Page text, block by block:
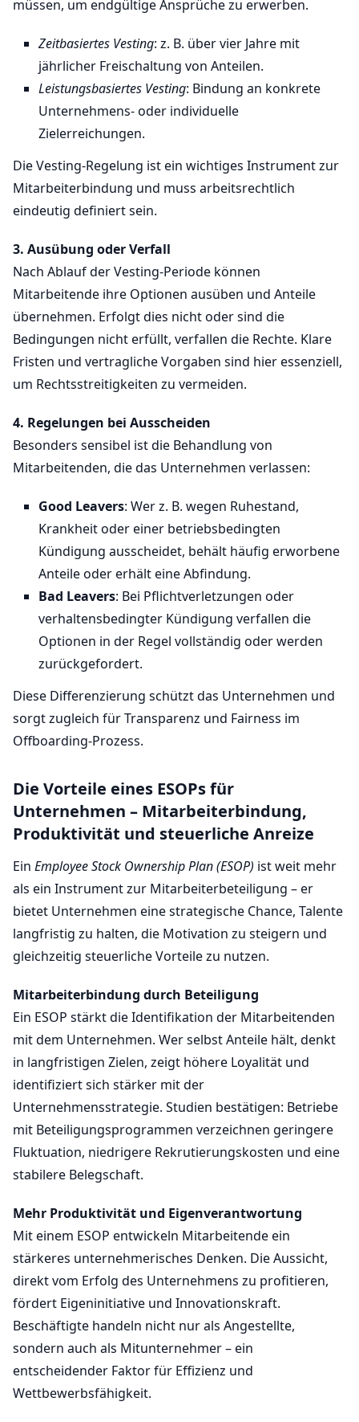
müssen, um endgültige Ansprüche zu erwerben.
Zeitbasiertes Vesting: z. B. über vier Jahre mit
jährlicher Freischaltung von Anteilen.
Leistungsbasiertes Vesting: Bindung an konkrete
Unternehmens- oder individuelle
Zielerreichungen.
Die Vesting-Regelung ist ein wichtiges Instrument zur
Mitarbeiterbindung und muss arbeitsrechtlich
eindeutig definiert sein.
3. Ausübung oder Verfall
Nach Ablauf der Vesting-Periode können
Mitarbeitende ihre Optionen ausüben und Anteile
übernehmen. Erfolgt dies nicht oder sind die
Bedingungen nicht erfüllt, verfallen die Rechte. Klare
Fristen und vertragliche Vorgaben sind hier essenziell,
um Rechtsstreitigkeiten zu vermeiden.
4. Regelungen bei Ausscheiden
Besonders sensibel ist die Behandlung von
Mitarbeitenden, die das Unternehmen verlassen:
Good Leavers: Wer z. B. wegen Ruhestand,
Krankheit oder einer betriebsbedingten
Kündigung ausscheidet, behält häufig erworbene
Anteile oder erhält eine Abfindung.
Bad Leavers: Bei Pflichtverletzungen oder
verhaltensbedingter Kündigung verfallen die
Optionen in der Regel vollständig oder werden
zurückgefordert.
Diese Differenzierung schützt das Unternehmen und
sorgt zugleich für Transparenz und Fairness im
Offboarding-Prozess.
Die Vorteile eines ESOPs für
Unternehmen – Mitarbeiterbindung,
Produktivität und steuerliche Anreize
Ein Employee Stock Ownership Plan (ESOP) ist weit mehr
als ein Instrument zur Mitarbeiterbeteiligung – er
bietet Unternehmen eine strategische Chance, Talente
langfristig zu halten, die Motivation zu steigern und
gleichzeitig steuerliche Vorteile zu nutzen.
Mitarbeiterbindung durch Beteiligung
Ein ESOP stärkt die Identifikation der Mitarbeitenden
mit dem Unternehmen. Wer selbst Anteile hält, denkt
in langfristigen Zielen, zeigt höhere Loyalität und
identifiziert sich stärker mit der
Unternehmensstrategie. Studien bestätigen: Betriebe
mit Beteiligungsprogrammen verzeichnen geringere
Fluktuation, niedrigere Rekrutierungskosten und eine
stabilere Belegschaft.
Mehr Produktivität und Eigenverantwortung
Mit einem ESOP entwickeln Mitarbeitende ein
stärkeres unternehmerisches Denken. Die Aussicht,
direkt vom Erfolg des Unternehmens zu profitieren,
fördert Eigeninitiative und Innovationskraft.
Beschäftigte handeln nicht nur als Angestellte,
sondern auch als Mitunternehmer – ein
entscheidender Faktor für Effizienz und
Wettbewerbsfähigkeit.